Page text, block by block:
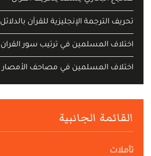
تحريف الترجمة الإنجليزية للقرآن بالدلائل
اختلاف المسلمين في ترتيب سور القران
اختلاف المسلمين في مصاحف الأمصار
القائمة الجانبية
تأملات